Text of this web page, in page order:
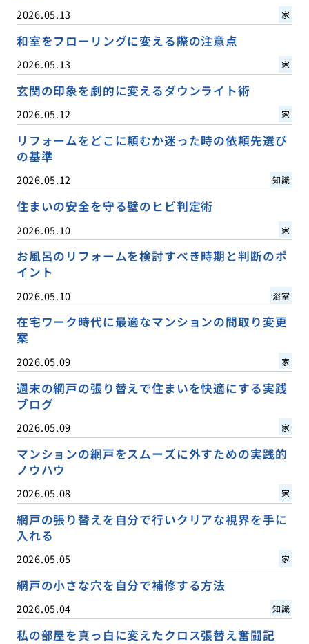
2026.05.13 家
和室をフローリングに変える際の注意点
2026.05.13 家
玄関の印象を劇的に変えるダウンライト術
2026.05.12 家
リフォームをどこに頼むか迷った時の依頼先選び
の基準
2026.05.12 知識
住まいの安全を守る壁のヒビ判定術
2026.05.10 家
お風呂のリフォームを検討すべき時期と判断のポ
イント
2026.05.10 浴室
在宅ワーク時代に最適なマンションの間取り変更
案
2026.05.09 家
週末の網戸の張り替えで住まいを快適にする実践
ブログ
2026.05.09 家
マンションの網戸をスムーズに外すための実践的
ノウハウ
2026.05.08 家
網戸の張り替えを自分で行いクリアな視界を手に
入れる
2026.05.05 家
網戸の小さな穴を自分で補修する方法
2026.05.04 知識
私の部屋を真っ白に変えたクロス張替え奮闘記